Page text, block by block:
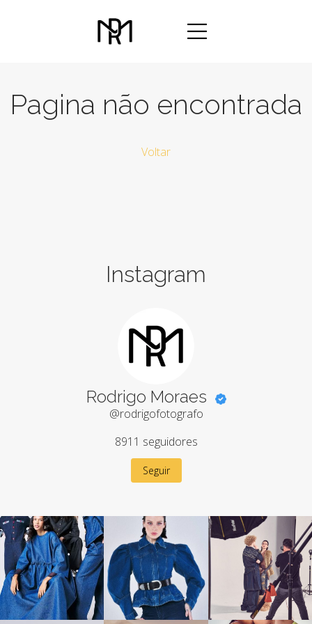
Pagina não encontrada
Voltar
Instagram
Rodrigo Moraes
@rodrigofotografo
8911 seguidores
Seguir